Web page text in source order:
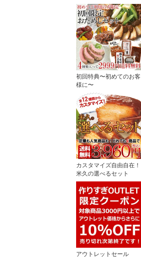
初回特典〜初めてのお客
様に〜
カスタマイズ自由自在！
米久の選べるセット
アウトレットセール